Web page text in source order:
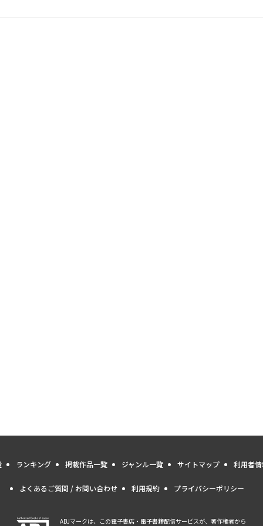
ランキング 掲載作品一覧 ジャンル一覧 サイトマップ 利用者
よくあるご質問 / お問い合わせ 利用規約 プライバシーポリシー
ABJマークは、この電子書店・電子書籍配信サービスが、著作権者から